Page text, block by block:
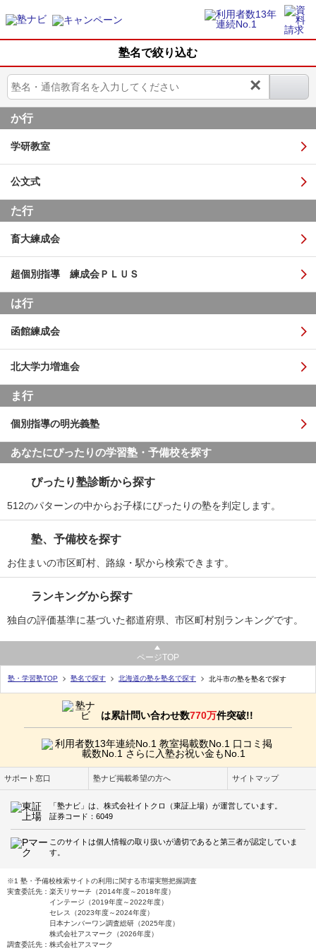
塾名で絞り込む
×
か行
学研教室
公文式
た行
畜大練成会
超個別指導 練成会ＰＬＵＳ
は行
函館練成会
北大学力増進会
ま行
個別指導の明光義塾
あなたにぴったりの学習塾・予備校を探す
ぴったり塾診断から探す
512のパターンの中からお子様にぴったりの塾を判定します。
塾、予備校を探す
お住まいの市区町村、路線・駅から検索できます。
ランキングから探す
独自の評価基準に基づいた都道府県、市区町村別ランキングです。
ページTOP
塾・学習塾TOP 塾名で探す 北海道の塾を塾名で探す 北斗市の塾を塾名で探す
は累計問い合わせ数770万件突破!!
サポート窓口 塾ナビ掲載希望の方へ サイトマップ
「塾ナビ」は、株式会社イトクロ（東証上場）が運営しています。
証券コード：6049
このサイトは個人情報の取り扱いが適切であると第三者が認定していま
す。
※1 塾・予備校検索サイトの利用に関する市場実態把握調査
実査委託先：楽天リサーチ（2014年度～2018年度）
インテージ（2019年度～2022年度）
セレス（2023年度～2024年度）
日本ナンバーワン調査総研（2025年度）
株式会社アスマーク（2026年度）
調査委託先：株式会社アスマーク